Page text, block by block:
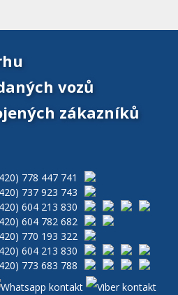
vozů
zákazníků
778 447 741
737 923 743
604 213 830
604 782 682
770 193 322
604 213 830
773 683 788